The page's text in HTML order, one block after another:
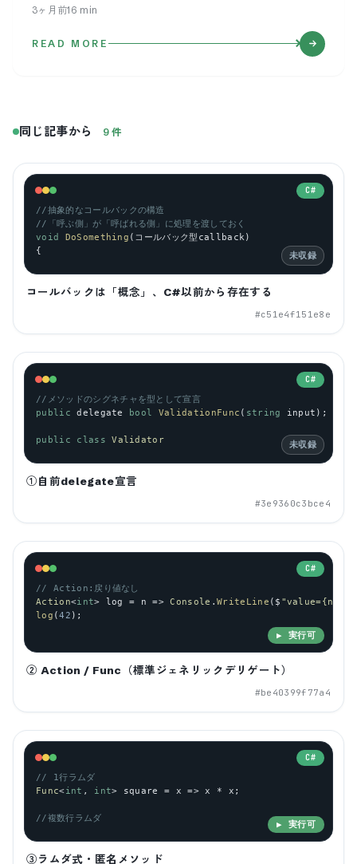
3ヶ月前16 min
READ MORE
同じ記事から 9 件
C#
//抽象的なコールバックの構造
//「呼ぶ側」が「呼ばれる側」に処理を渡しておく
void
DoSomething (コールバック型 callback )
{
未収録
コールバックは「概念」、C#以前から存在する
#c51e4f151e8e
C#
//メソッドのシグネチャを型として宣言
public
delegate bool ValidationFunc ( string input );
public class Validator 未収録
①自前delegate宣言
#3e9360c3bce4
C#
// Action:戻り値なし
Action<int> log = n => Console . WriteLine ( $ "value={n}"
log (42 );
▶ 実行可
② Action / Func（標準ジェネリックデリゲート）
#be40399f77a4
C#
// 1行ラムダ
Func<int , int> square = x => x * x ;
//複数行ラムダ
▶ 実行可
③ラムダ式・匿名メソッド